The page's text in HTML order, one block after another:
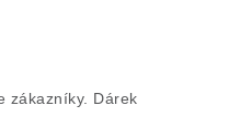
zákazníky. Dárek